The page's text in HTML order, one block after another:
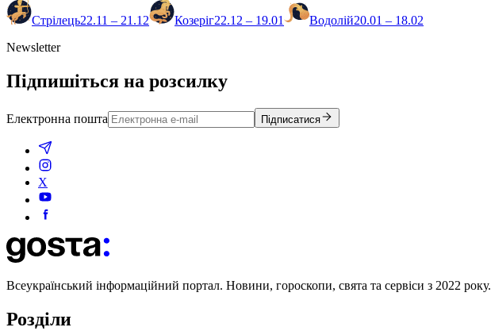
Стрілець22.11 – 21.12 Козеріг22.12 – 19.01 Водолій20.01 – 18.02
Newsletter
Підпишіться на розсилку
Електронна пошта Підписатися
X
Всеукраїнський інформаційний портал. Новини, гороскопи, свята та сервіси з 2022 року.
Розділи